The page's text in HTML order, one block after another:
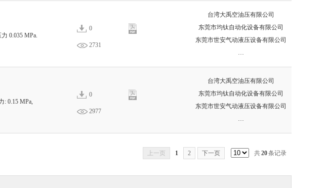
0.035 MPa.
台湾大禹空油压有限公司
东莞市均钛自动化设备有限公司
东莞市世安气动液压设备有限公司
…
0
2731
: 0.15 MPa,
台湾大禹空油压有限公司
东莞市均钛自动化设备有限公司
东莞市世安气动液压设备有限公司
…
0
2977
上一页 1 2 下一页 共20条记录